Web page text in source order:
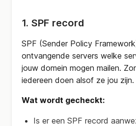
1. SPF record
SPF (Sender Policy
ontvangende servers welke
jouw domein mogen mailen.
iedereen doen alsof ze jou zijn.
Wat wordt gecheckt:
Is er een SPF record